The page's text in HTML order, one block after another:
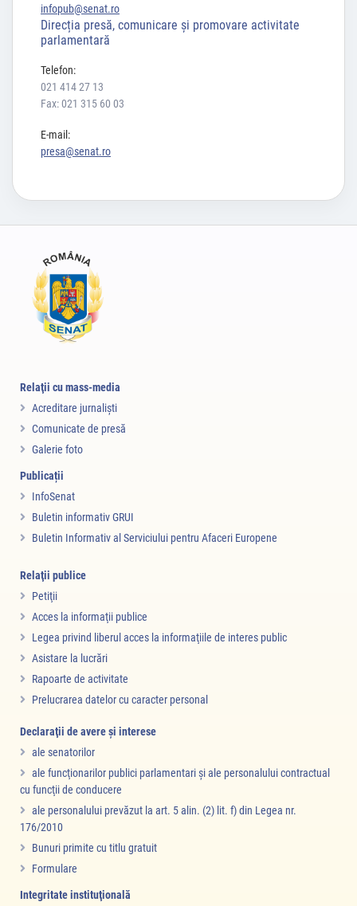
infopub@senat.ro
Direcția presă, comunicare și promovare activitate
parlamentară
Telefon:
021 414 27 13
Fax: 021 315 60 03
E-mail:
presa@senat.ro
Relaţii cu mass-media
Acreditare jurnalişti
Comunicate de presă
Galerie foto
Publicații
InfoSenat
Buletin informativ GRUI
Buletin Informativ al Serviciului pentru Afaceri Europene
Relaţii publice
Petiţii
Acces la informaţii publice
Legea privind liberul acces la informaţiile de interes public
Asistare la lucrări
Rapoarte de activitate
Prelucrarea datelor cu caracter personal
Declaraţii de avere şi interese
ale senatorilor
ale funcţionarilor publici parlamentari şi ale personalului contractual
cu funcţii de conducere
ale personalului prevăzut la art. 5 alin. (2) lit. f) din Legea nr.
176/2010
Bunuri primite cu titlu gratuit
Formulare
Integritate instituţională